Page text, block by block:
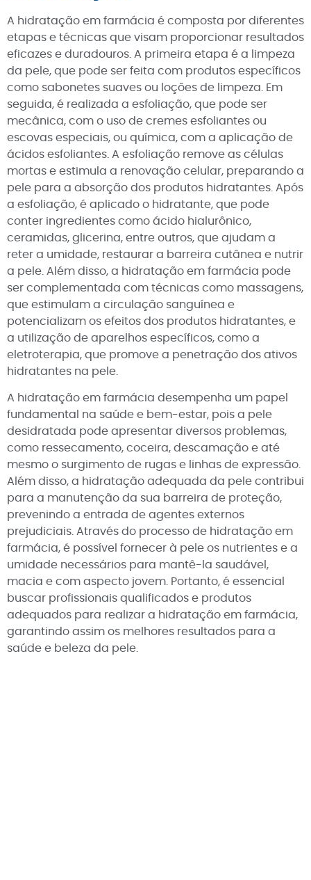
A hidratação em farmácia é composta por diferentes
etapas e técnicas que visam proporcionar resultados
eficazes e duradouros. A primeira etapa é a limpeza
da pele, que pode ser feita com produtos específicos
como sabonetes suaves ou loções de limpeza. Em
seguida, é realizada a esfoliação, que pode ser
mecânica, com o uso de cremes esfoliantes ou
escovas especiais, ou química, com a aplicação de
ácidos esfoliantes. A esfoliação remove as células
mortas e estimula a renovação celular, preparando a
pele para a absorção dos produtos hidratantes. Após
a esfoliação, é aplicado o hidratante, que pode
conter ingredientes como ácido hialurônico,
ceramidas, glicerina, entre outros, que ajudam a
reter a umidade, restaurar a barreira cutânea e nutrir
a pele. Além disso, a hidratação em farmácia pode
ser complementada com técnicas como massagens,
que estimulam a circulação sanguínea e
potencializam os efeitos dos produtos hidratantes, e
a utilização de aparelhos específicos, como a
eletroterapia, que promove a penetração dos ativos
hidratantes na pele.
A hidratação em farmácia desempenha um papel
fundamental na saúde e bem-estar, pois a pele
desidratada pode apresentar diversos problemas,
como ressecamento, coceira, descamação e até
mesmo o surgimento de rugas e linhas de expressão.
Além disso, a hidratação adequada da pele contribui
para a manutenção da sua barreira de proteção,
prevenindo a entrada de agentes externos
prejudiciais. Através do processo de hidratação em
farmácia, é possível fornecer à pele os nutrientes e a
umidade necessários para mantê-la saudável,
macia e com aspecto jovem. Portanto, é essencial
buscar profissionais qualificados e produtos
adequados para realizar a hidratação em farmácia,
garantindo assim os melhores resultados para a
saúde e beleza da pele.